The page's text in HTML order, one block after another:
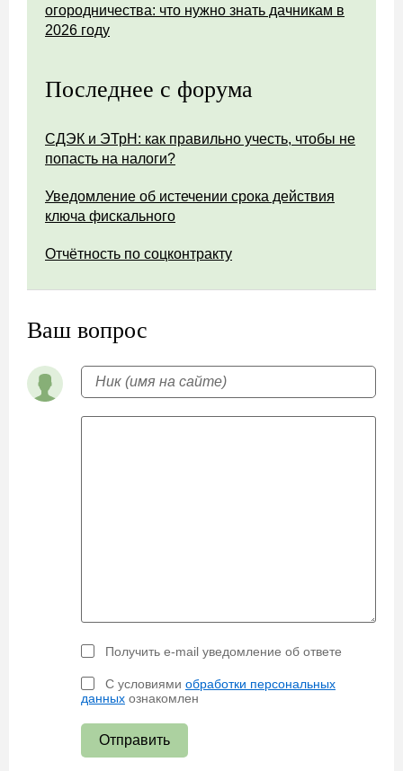
огородничества: что нужно знать дачникам в
2026 году
Последнее с форума
СДЭК и ЭТрН: как правильно учесть, чтобы не
попасть на налоги?
Уведомление об истечении срока действия
ключа фискального
Отчётность по соцконтракту
Ваш вопрос
Получить e-mail уведомление об ответе
С условиями обработки персональных
данных ознакомлен
Отправить